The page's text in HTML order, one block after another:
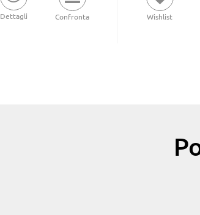
Dettagli Confronta Wishlist